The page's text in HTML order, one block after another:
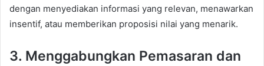
dengan menyediakan informasi yang relevan, menawarkan
insentif, atau memberikan proposisi nilai yang menarik.
3. Menggabungkan Pemasaran dan